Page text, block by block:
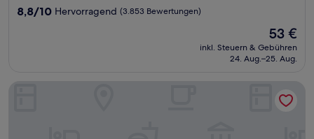
Unterkunft
8.8
8,8/10 Hervorragend (3.853 Bewertungen)
Der
Preis
beträgt
53 €
inkl. Steuern & Gebühren
24. Aug.–25. Aug.
Green Sun Hotel